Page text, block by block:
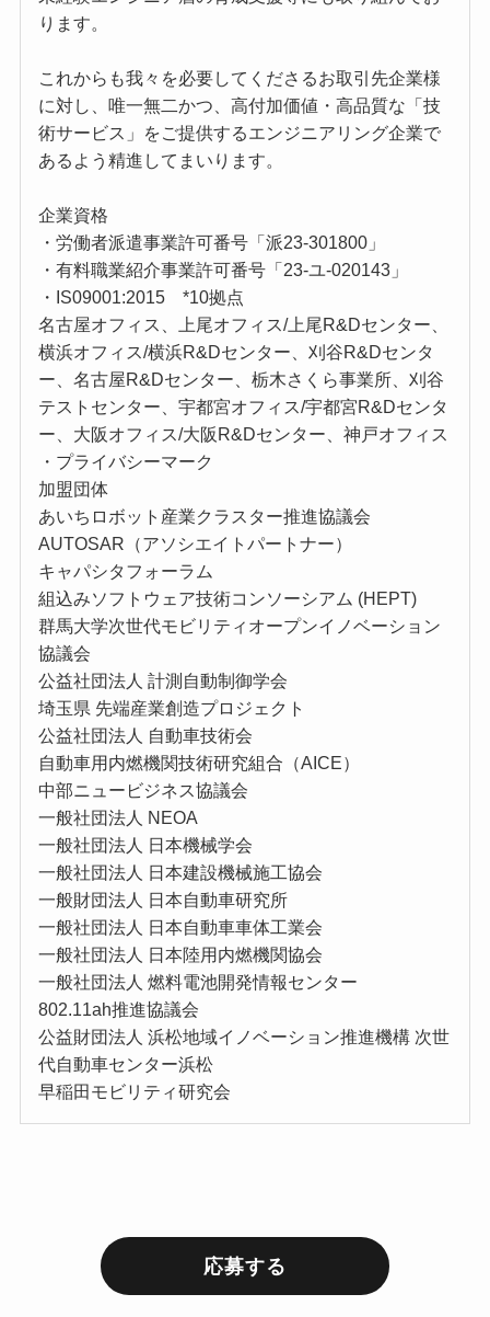
ります。
これからも我々を必要してくださるお取引先企業様
に対し、唯一無二かつ、高付加価値・高品質な「技
術サービス」をご提供するエンジニアリング企業で
あるよう精進してまいります。
企業資格
・労働者派遣事業許可番号「派23-301800」
・有料職業紹介事業許可番号「23-ユ-020143」
・IS09001:2015 *10拠点
名古屋オフィス、上尾オフィス/上尾R&Dセンター、
横浜オフィス/横浜R&Dセンター、刈谷R&Dセンタ
ー、名古屋R&Dセンター、栃木さくら事業所、刈谷
テストセンター、宇都宮オフィス/宇都宮R&Dセンタ
ー、大阪オフィス/大阪R&Dセンター、神戸オフィス
・プライバシーマーク
加盟団体
あいちロボット産業クラスター推進協議会
AUTOSAR（アソシエイトパートナー）
キャパシタフォーラム
組込みソフトウェア技術コンソーシアム (HEPT)
群馬大学次世代モビリティオープンイノベーション
協議会
公益社団法⼈ 計測⾃動制御学会
埼玉県 先端産業創造プロジェクト
公益社団法人 自動車技術会
自動車用内燃機関技術研究組合（AICE）
中部ニュービジネス協議会
一般社団法人 NEOA
一般社団法人 日本機械学会
一般社団法人 日本建設機械施工協会
一般財団法人 日本自動車研究所
一般社団法人 日本自動車車体工業会
一般社団法人 日本陸用内燃機関協会
一般社団法人 燃料電池開発情報センター
802.11ah推進協議会
公益財団法人 浜松地域イノベーション推進機構 次世
代自動車センター浜松
早稲田モビリティ研究会
応募する